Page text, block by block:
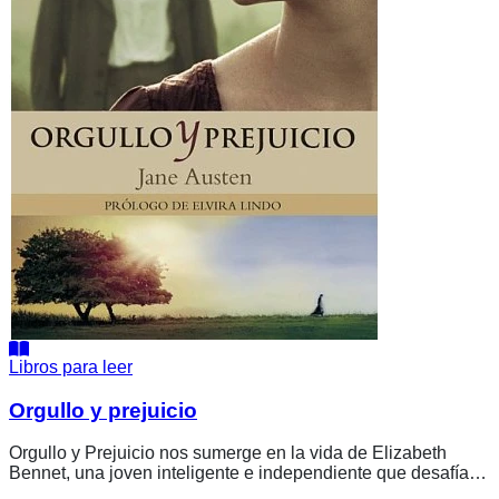
Libros para leer
Orgullo y prejuicio
Orgullo y Prejuicio nos sumerge en la vida de Elizabeth
Bennet, una joven inteligente e independiente que desafía